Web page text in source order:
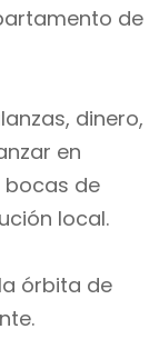
de
dinero,
en
bocas de
local.
órbita de